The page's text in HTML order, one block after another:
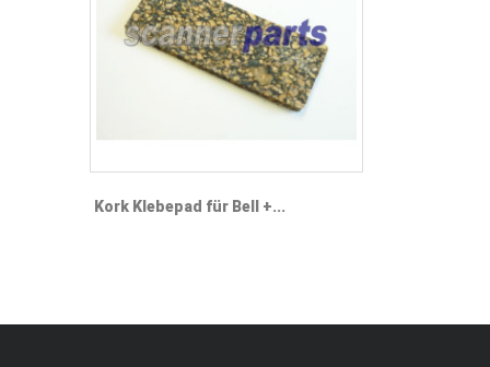
Kork Klebepad für Bell +...